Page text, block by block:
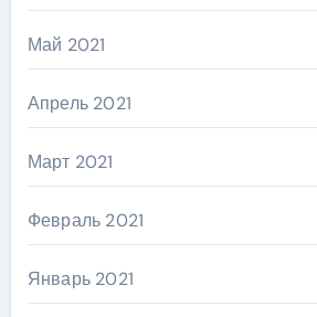
Май 2021
Апрель 2021
Март 2021
Февраль 2021
Январь 2021